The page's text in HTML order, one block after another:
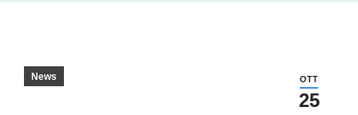
OTT
25
News